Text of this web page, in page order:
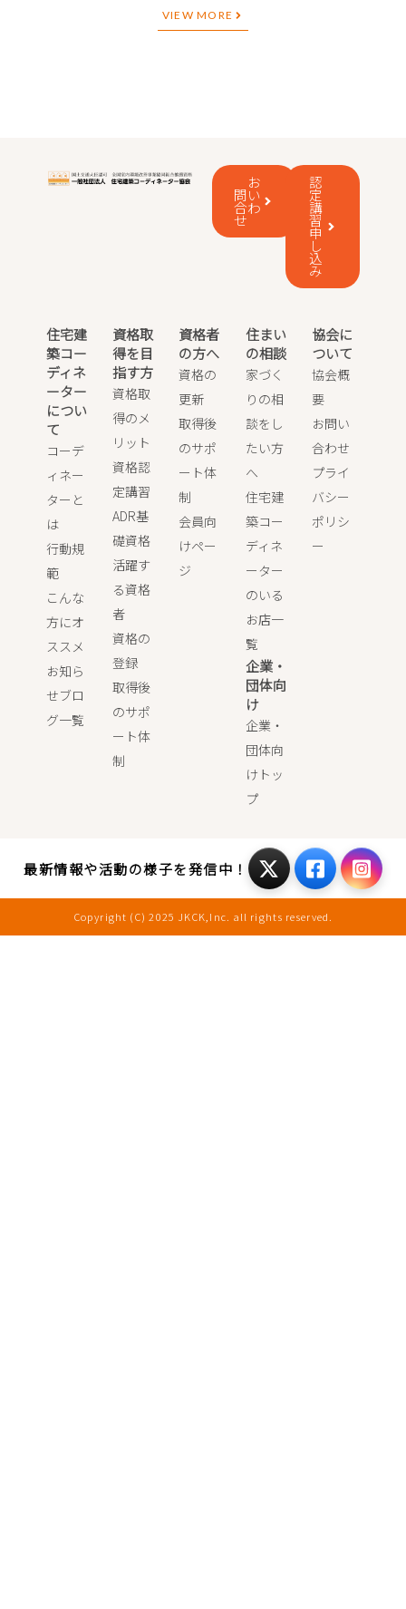
VIEW MORE
お
問い
合わ
せ
認
定
講
習
申
し
込
み
住宅建
築コー
ディネ
ーター
につい
て
コーデ
ィネー
ターと
は
行動規
範
こんな
方にオ
ススメ
お知ら
せブロ
グ一覧
資格取
得を目
指す方
資格取
得のメ
リット
資格認
定講習
ADR基
礎資格
活躍す
る資格
者
資格の
登録
取得後
のサポ
ート体
制
資格者
の方へ
資格の
更新
取得後
のサポ
ート体
制
会員向
けペー
ジ
住まい
の相談
家づく
りの相
談をし
たい方
へ
住宅建
築コー
ディネ
ーター
のいる
お店一
覧
企業・
団体向
け
企業・
団体向
けトッ
プ
協会に
ついて
協会概
要
お問い
合わせ
プライ
バシー
ポリシ
ー
最新情報や活動の様子を発信中！ X-
twitter
Copyright (C) 2025 JKCK,Inc. all rights reserved.